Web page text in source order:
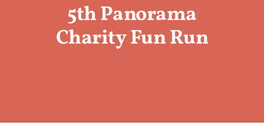
5th Panorama
Charity Fun Run